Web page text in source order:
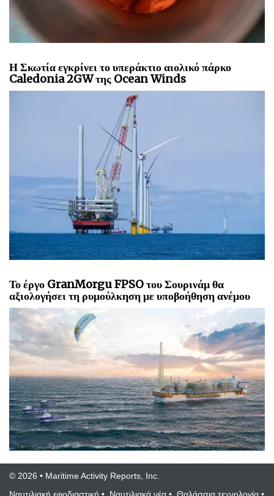
Η Σκωτία εγκρίνει το υπεράκτιο αιολικό πάρκο
Caledonia 2GW της Ocean Winds
Το έργο GranMorgu FPSO του Σουρινάμ θα
αξιολογήσει τη ρυμούλκηση με υποβοήθηση ανέμου
© 2026 • Maritime Activity Reports, Inc.
Ναυτιλιακή εφοδιαστική • Ναυτιλιακά νέα • Θαλάσσια τεχνολογία •